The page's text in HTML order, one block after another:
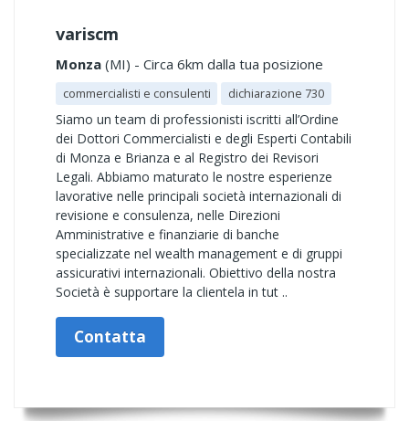
variscm
Monza (MI) - Circa 6km dalla tua posizione
commercialisti e consulenti dichiarazione 730
Siamo un team di professionisti iscritti all’Ordine
dei Dottori Commercialisti e degli Esperti Contabili
di Monza e Brianza e al Registro dei Revisori
Legali. Abbiamo maturato le nostre esperienze
lavorative nelle principali società internazionali di
revisione e consulenza, nelle Direzioni
Amministrative e finanziarie di banche
specializzate nel wealth management e di gruppi
assicurativi internazionali. Obiettivo della nostra
Società è supportare la clientela in tut ..
Contatta